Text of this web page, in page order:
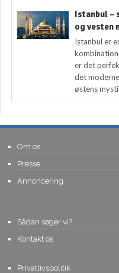
Istanbul –
og vesten
Istanbul er
er det
det
østens
Om os
Presse
Annoncering
Sådan søger vi?
Kontakt os
Privatlivspolitik